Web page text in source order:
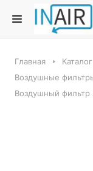
Главная Каталог
Воздушные
Воздушный фильтр